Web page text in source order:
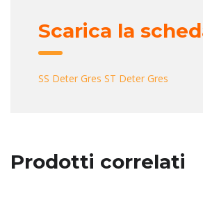
Scarica la
SS Deter Gres ST Deter Gres
Prodotti correlati